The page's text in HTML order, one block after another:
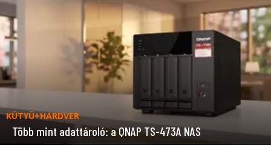
KÜTYÜ+HARDVER
Több mint adattároló: a QNAP TS-473A NAS